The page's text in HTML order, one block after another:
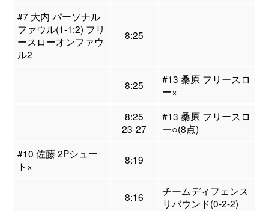
#7 大内 パーソナル
ファウル(1-1:2) フリ
ースローオンファウ
ル2
8:25
8:25
#13 桑原 フリースロ
ー×
8:25
23-27
#13 桑原 フリースロ
ー○(8点)
#10 佐藤 2Pシュー
ト×
8:19
8:16
チームディフェンス
リバウンド(0-2-2)